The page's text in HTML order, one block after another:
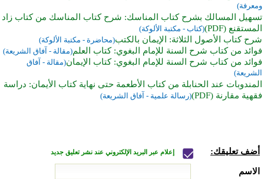
ومعرفة)
تسهيل المسالك بشرح كتاب المناسك: شرح كتاب المناسك من كتاب زاد
المستقنع (PDF)
(كتاب - مكتبة الألوكة)
شرح كتاب الأصول الثلاثة: الإيمان بالكتب(محاضرة - مكتبة الألوكة)
فوائد من كتاب شرح السنة للإمام البغوي: كتاب العلم(مقالة - آفاق الشريعة)
فوائد من كتاب شرح السنة للإمام البغوي: كتاب الإيمان(مقالة - آفاق
الشريعة)
المندوبات عند الحنابلة من كتاب الأطعمة حتى نهاية كتاب الأيمان: دراسة
فقهية مقارنة (PDF)
(رسالة علمية - آفاق الشريعة)
أضف تعليقك: إعلام عبر البريد الإلكتروني عند نشر تعليق جديد
الاسم